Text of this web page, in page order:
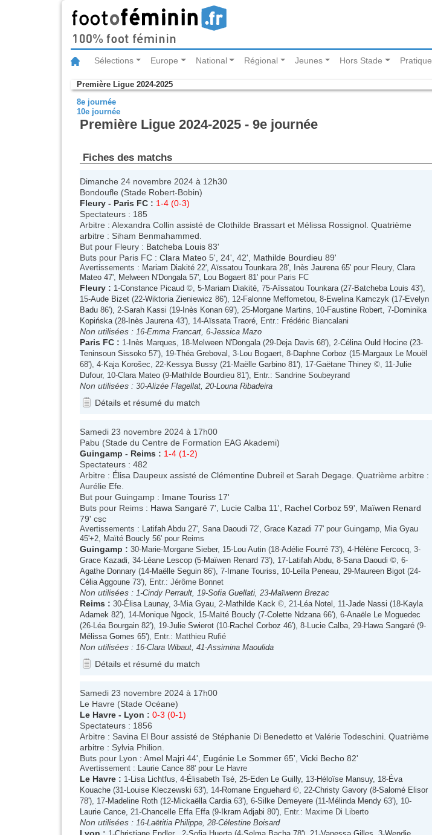
Sélections Europe National Régional Jeunes Hors Stade Pratique
Première Ligue 2024-2025
8e journée
10e journée
Première Ligue 2024-2025 - 9e journée
Fiches des matchs
Dimanche 24 novembre 2024 à 12h30
Bondoufle (Stade Robert-Bobin)
Fleury - Paris FC : 1-4 (0-3)
Spectateurs : 185
Arbitre : Alexandra Collin assisté de Clothilde Brassart et Mélissa Rossignol. Quatrième
arbitre : Siham Benmahammed.
But pour Fleury : Batcheba Louis 83'
Buts pour Paris FC : Clara Mateo 5', 24', 42', Mathilde Bourdieu 89'
Avertissements : Mariam Diakité 22', Aïssatou Tounkara 28', Inès Jaurena 65' pour Fleury, Clara
Mateo 47', Melween N'Dongala 57', Lou Bogaert 81' pour Paris FC
Fleury : 1-Constance Picaud ©, 5-Mariam Diakité , 75-Aïssatou Tounkara (27-Batcheba Louis 43'),
15-Aude Bizet (22-Wiktoria Zieniewicz 86'), 12-Falonne Meffometou , 8-Ewelina Kamczyk (17-Evelyn
Badu 86'), 2-Sarah Kassi (19- Inès Konan 69'), 25-Morgane Martins , 10-Faustine Robert , 7-Dominika
Kopińska (28- Inès Jaurena 43'), 14-Aïssata Traoré , Entr.: Frédéric Biancalani
Non utilisées : 16-Emma Francart , 6-Jessica Mazo
Paris FC : 1- Inès Marques , 18-Melween N'Dongala (29-Deja Davis 68'), 2-Célina Ould Hocine (23-
Teninsoun Sissoko 57'), 19-Théa Greboval , 3- Lou Bogaert , 8-Daphne Corboz (15-Margaux Le Mouël
68'), 4-Kaja Korošec , 22-Kessya Bussy (21-Maëlle Garbino 81'), 17-Gaëtane Thiney ©, 11-Julie
Dufour, 10-Clara Mateo (9-Mathilde Bourdieu 81'), Entr.: Sandrine Soubeyrand
Non utilisées : 30-Alizée Flagellat , 20-Louna Ribadeira
Détails et résumé du match
Samedi 23 novembre 2024 à 17h00
Pabu (Stade du Centre de Formation EAG Akademi)
Guingamp - Reims : 1-4 (1-2)
Spectateurs : 482
Arbitre : Élisa Daupeux assisté de Clémentine Dubreil et Sarah Degage. Quatrième arbitre :
Aurélie Efe.
But pour Guingamp : Imane Touriss 17'
Buts pour Reims : Hawa Sangaré 7', Lucie Calba 11', Rachel Corboz 59', Maïwen Renard
79' csc
Avertissements : Latifah Abdu 27', Sana Daoudi 72', Grace Kazadi 77' pour Guingamp,
Mia Gyau
45'+2,
Maïté Boucly 56' pour Reims
Guingamp : 30-Marie-Morgane Sieber, 15- Lou Autin (18-Adélie Fourré 73'), 4-Hélène Fercocq , 3-
Grace Kazadi , 34- Léane Lescop (5-Maïwen Renard 73'), 17- Latifah Abdu , 8-Sana Daoudi ©, 6-
Agathe Donnary (14-Maëlle Seguin 86'), 7- Imane Touriss , 10- Leïla Peneau , 29-Maureen Bigot (24-
Célia Aggoune 73'), Entr.: Jérôme Bonnet
Non utilisées : 1-Cindy Perrault , 19-Sofia Guellati , 23-Maïwenn Brezac
Reims : 30-Élisa Launay, 3-Mia Gyau , 2-Mathilde Kack ©, 21- Léa Notel , 11-Jade Nassi (18-Kayla
Adamek 82'), 14-Monique Ngock , 15-Maïté Boucly (7-Colette Ndzana 66'), 6-Anaële Le Moguedec
(26- Léa Bourgain 82'), 19-Julie Swierot (10-Rachel Corboz 46'), 8- Lucie Calba , 29-Hawa Sangaré (9-
Mélissa Gomes 65'), Entr.: Matthieu Rufié
Non utilisées : 16-Clara Wibaut , 41-Assimina Maoulida
Détails et résumé du match
Samedi 23 novembre 2024 à 17h00
Le Havre (Stade Océane)
Le Havre - Lyon : 0-3 (0-1)
Spectateurs : 1856
Arbitre : Savina El Bour assisté de Stéphanie Di Benedetto et Valérie Todeschini. Quatrième
arbitre : Sylvia Philion.
Buts pour Lyon : Amel Majri 44', Eugénie Le Sommer 65', Vicki Becho 82'
Avertissement : Laurie Cance 88' pour Le Havre
Le Havre : 1- Lisa Lichtfus , 4-Élisabeth Tsé , 25-Eden Le Guilly, 13-Héloïse Mansuy, 18-Éva
Kouache (31- Louise Kleczewski 63'), 14-Romane Enguehard ©, 22-Christy Gavory (8-Salomé Elisor
78'), 17-Madeline Roth (12-Mickaëlla Cardia 63'), 6-Silke Demeyere (11-Mélinda Mendy 63'), 10-
Laurie Cance , 21-Chancelle Effa Effa (9- Ikram Adjabi 80'), Entr.: Maxime Di Liberto
Non utilisées : 16-Laëtitia Philippe , 28-Célestine Boisard